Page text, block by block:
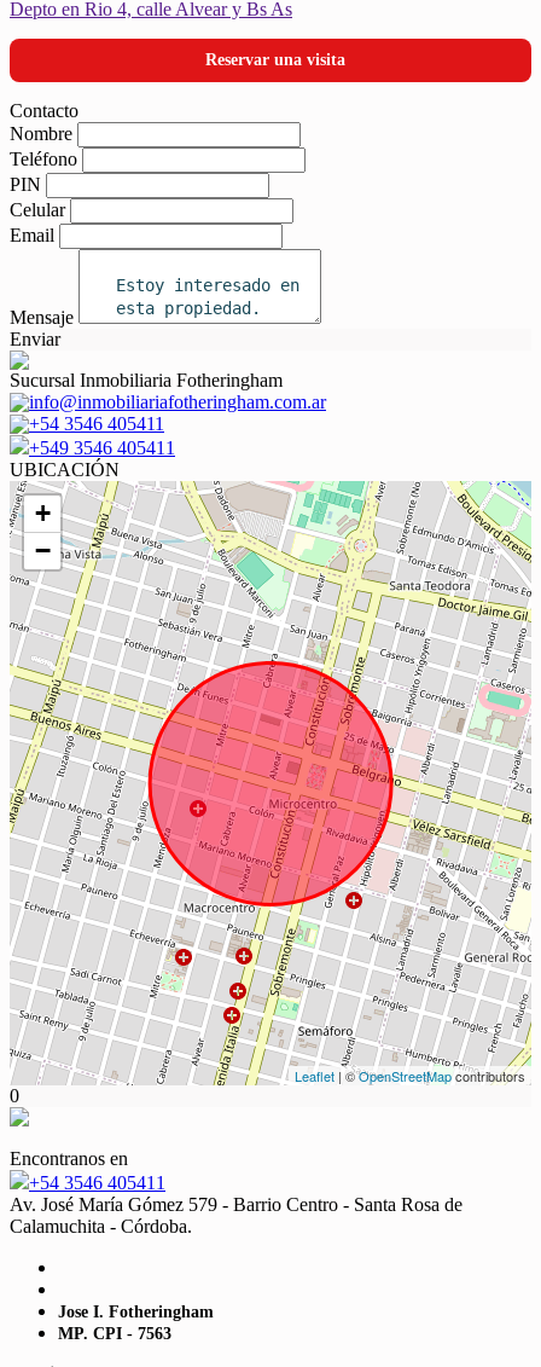
Reservar una visita
Contacto
Nombre
Teléfono
PIN
Celular
Email
Mensaje
Enviar
Sucursal Inmobiliaria Fotheringham
info@inmobiliariafotheringham.com.ar
+54 3546 405411
+549 3546 405411
UBICACIÓN
+
−
Leaflet | ©OpenStreetMapcontributors
0
Encontranos en
+54 3546 405411
Av. José María Gómez 579 - Barrio Centro - Santa Rosa de
Calamuchita - Córdoba.
Jose I. Fotheringham
MP. CPI - 7563